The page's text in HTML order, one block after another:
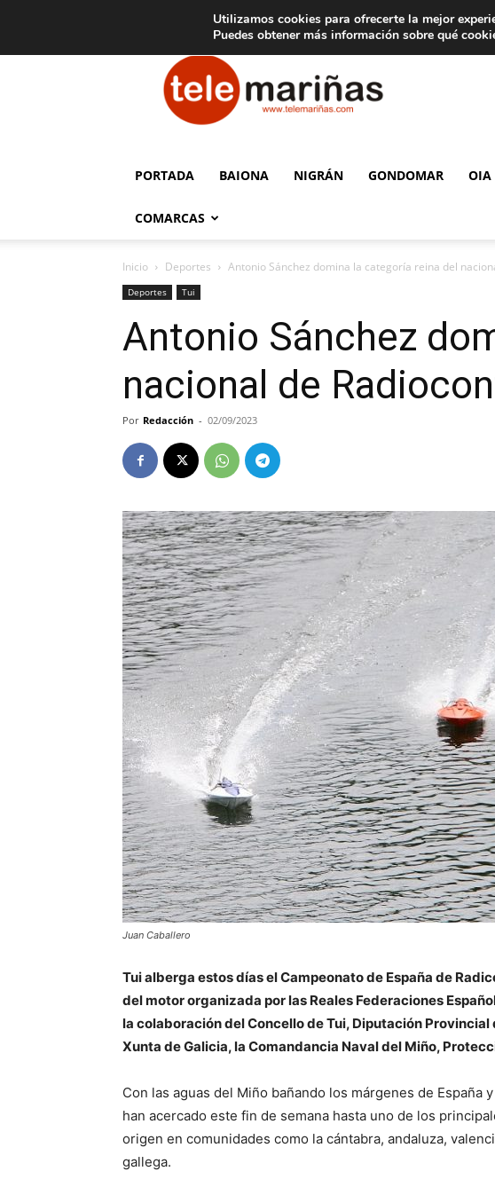
Aviso legal Tarifas de publicidad
Telemariñas
PORTADA BAIONA NIGRÁN GONDOMAR OIA
COMARCAS
Inicio Deportes Antonio Sánchez domina la categoría reina del
Deportes Tui
Antonio Sánchez
nacional de
Por Redacción - 02/09/2023
Juan Caballero
Tui alberga estos días el Campeonato de España de
del motor organizada por las Reales Federaciones
la colaboración del Concello de Tui, Diputación
Xunta de Galicia, la Comandancia Naval del Miño,
Con las aguas del Miño bañando los márgenes de España
han acercado este fin de semana hasta uno de los
origen en comunidades como la cántabra, andaluza,
gallega.
Utilizamos cookies para ofrecerte la mejor
Puedes obtener más información sobre qué